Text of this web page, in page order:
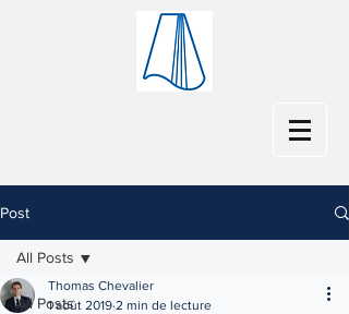
Post
All Posts
All Posts
Thomas Chevalier
1 août 2019 2 min de lecture